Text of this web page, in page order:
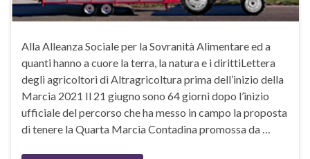
Alla Alleanza Sociale per la Sovranità Alimentare ed a
quanti hanno a cuore la terra, la natura e i dirittiLettera
degli agricoltori di Altragricoltura prima dell’inizio della
Marcia 2021 Il 21 giugno sono 64 giorni dopo l’inizio
ufficiale del percorso che ha messo in campo la proposta
di tenere la Quarta Marcia Contadina promossa da …